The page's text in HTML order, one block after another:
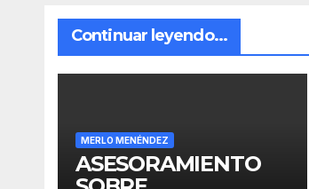
Continuar leyendo...
MERLO MENÉNDEZ
ASESORAMIENTO